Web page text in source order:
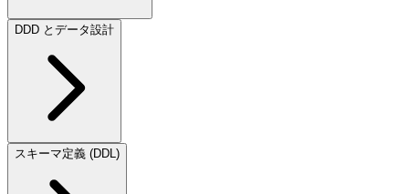
DDD とデータ設計
スキーマ定義 (DDL)